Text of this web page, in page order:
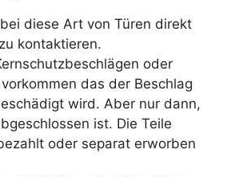
diese Art von Türen direkt
kontaktieren.
oder
das der Beschlag
wird. Aber nur dann,
ist. Die Teile
oder separat erworben